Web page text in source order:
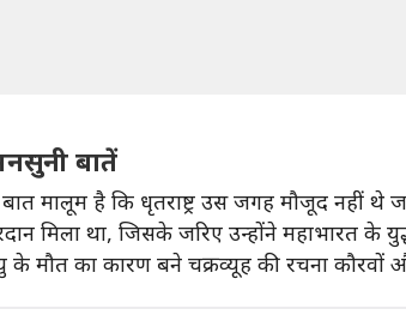
बातें
मालूम है कि धृतराष्ट्र उस जगह मौजूद नहीं थे
मिला था, जिसके जरिए उन्होंने महाभारत के
मौत का कारण बने चक्रव्यूह की रचना कौरवों